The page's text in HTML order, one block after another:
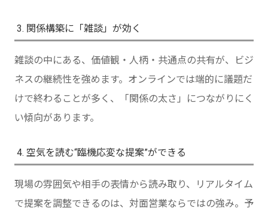
3. 関係構築に「雑談」が効く
雑談の中にある、価値観・人柄・共通点の共有が、ビジ
ネスの継続性を強めます。オンラインでは端的に議題だ
けで終わることが多く、「関係の太さ」につながりにく
い傾向があります。
4. 空気を読む“臨機応変な提案”ができる
現場の雰囲気や相手の表情から読み取り、リアルタイム
で提案を調整できるのは、対面営業ならではの強み。予